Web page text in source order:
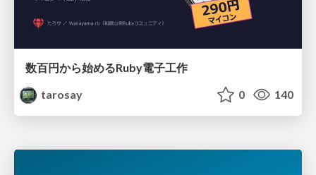
数百円から始めるRuby電子工作
tarosay
0 140